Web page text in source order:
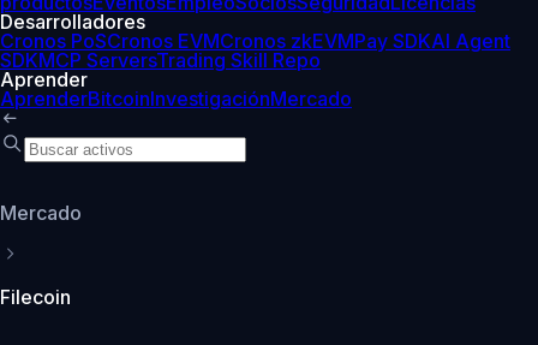
Desarrolladores
Cronos PoSCronos EVMCronos zkEVMPay SDKAI Agent
SDKMCP ServersTrading Skill Repo
Aprender
AprenderBitcoinInvestigaciónMercado
Mercado
Filecoin